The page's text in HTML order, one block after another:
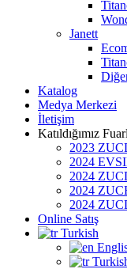
Janett
Katalog
Medya Merkezi
İletişim
Katıldığımız
2023
2024
2024
2024
2024
Online Satış
Turkish